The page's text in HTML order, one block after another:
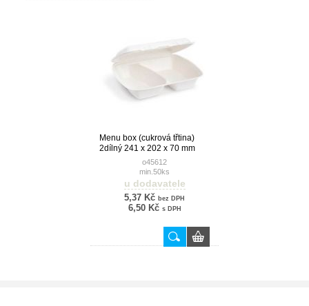
Menu box (cukrová třtina)
2dílný 241 x 202 x 70 mm
1000ml [50 ks]o45612
min.50ks
u dodavatele
5,37 Kč bez DPH
6,50 Kč s DPH